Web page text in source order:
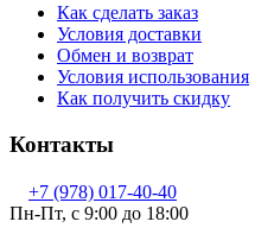
Как сделать заказ
Условия доставки
Обмен и возврат
Условия использования
Как получить скидку
Контакты
+7 (978) 017-40-40
Пн-Пт, c 9:00 до 18:00